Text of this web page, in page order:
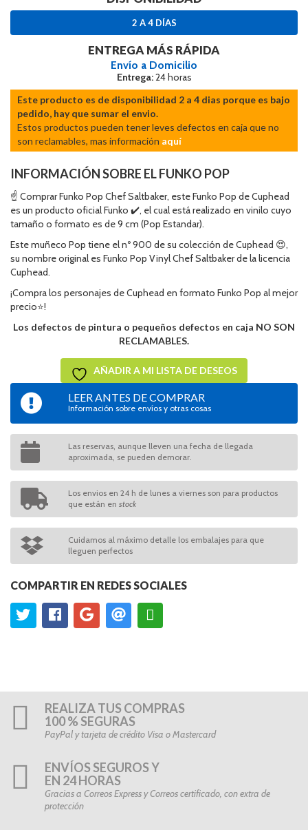
2 A 4 DÍAS
ENTREGA MÁS RÁPIDA
Envío a Domicilio
Entrega:24 horas
Este producto es de disponibilidad 2 a 4 dias porque es bajo
pedido, hay que sumar el envio.
Estos productos pueden tener leves defectos en caja que no
son reclamables, mas información aquí
INFORMACIÓN SOBRE EL FUNKO POP
☝ Comprar Funko Pop Chef Saltbaker, este Funko Pop de Cuphead
es un producto oficial Funko ✔️, el cual está realizado en vinilo cuyo
tamaño o formato es de 9 cm (Pop Estandar).
Este muñeco Pop tiene el nº 900 de su colección de Cuphead 😍,
su nombre original es Funko Pop Vinyl Chef Saltbaker de la licencia
Cuphead.
¡Compra los personajes de Cuphead en formato Funko Pop al mejor
precio⭐!
Los defectos de pintura o pequeños defectos en caja NO SON
RECLAMABLES.
AÑADIR A MI LISTA DE DESEOS
LEER ANTES DE COMPRAR
Información sobre envíos y otras cosas
Las reservas, aunque lleven una fecha de llegada
aproximada, se pueden demorar.
Los envios en 24 h de lunes a viernes son para productos
que están en stock
Cuidamos al máximo detalle los embalajes para que
lleguen perfectos
COMPARTIR EN REDES SOCIALES
REALIZA TUS COMPRAS
100 % SEGURAS
PayPal y tarjeta de crédito Visa o Mastercard
ENVÍOS SEGUROS Y
EN 24 HORAS
Gracias a Correos Express y Correos certificado, con extra de
protección